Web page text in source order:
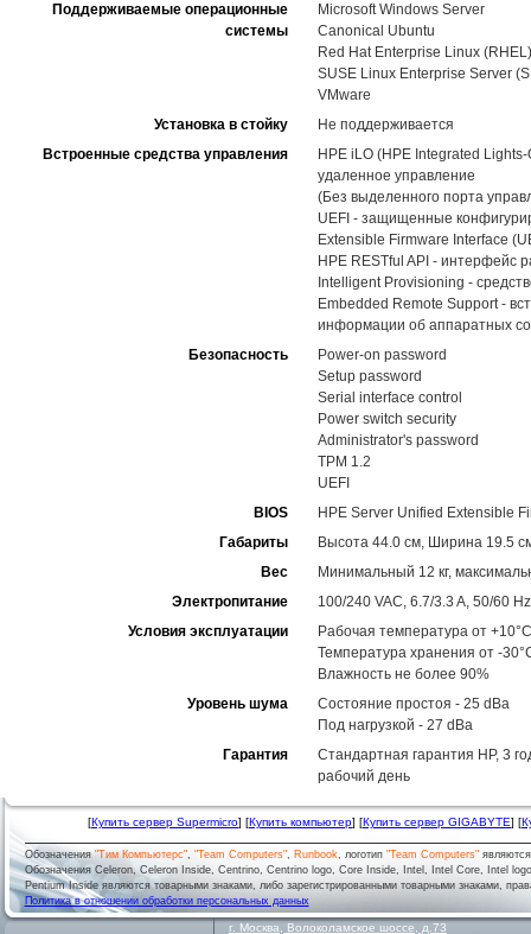
Поддерживаемые операционные
системы
Microsoft Windows Server
Canonical Ubuntu
Red Hat Enterprise Linux (RHEL)
SUSE Linux Enterprise Server
VMware
Установка в стойку
Не поддерживается
Встроенные средства управления
HPE iLO (HPE Integrated
удаленное управление
(Без выделенного порта
UEFI - защищенные
Extensible Firmware Interface
HPE RESTful API - интерфейс
Intelligent Provisioning -
Embedded Remote Support -
информации об аппаратных
Безопасность
Power-on password
Setup password
Serial interface control
Power switch security
Administrator's password
TPM 1.2
UEFI
BIOS
HPE Server Unified Extensible
Габариты
Высота 44.0 см, Ширина 19.5
Вес
Минимальный 12 кг,
Электропитание
100/240 VAC, 6.7/3.3 A, 50/60 Hz
Условия эксплуатации
Рабочая температура от
Температура хранения от -
Влажность не более 90%
Уровень шума
Состояние простоя - 25 dBa
Под нагрузкой - 27 dBa
Гарантия
Стандартная гарантия HP, 3
рабочий день
[Купить сервер Supermicro] [Купить компьютер] [Купить сервер GIGABYTE] [
Обозначения"Тим Компьютерс", "Team Computers", Runbook, логотип "Team Computers"
Обозначения Celeron, Celeron Inside, Centrino, Centrino logo, Core Inside, Intel, Intel Core, Intel
Pentium Inside являются товарными знаками, либо зарегистрированными товарными знаками,
Политика в отношении обработки персональных данных
г. Москва Волоколамское шоссе, д.73